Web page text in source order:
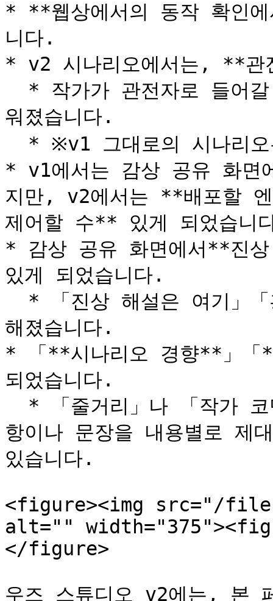
* **웹상에서의 동작 확인에
니다.
* v2 시나리오에서는, **관
워졌습니다.
* v1에서는 감상 공유 화면
지만, v2에서는 **배포할
제어할 수** 있게 되었습니
* 감상 공유 화면에서**진
있게 되었습니다.
해졌습니다.
* 「**시나리오 경향**」「
되었습니다.
항이나 문장을 내용별로 제
있습니다.
<figure><img src="/files/
alt=""
</figure>
우즈 스튜디오 v2에는, 본